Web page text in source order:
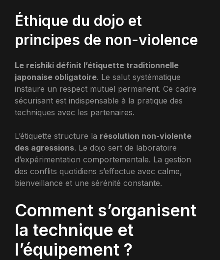
Éthique du dojo et
principes de non-violence
Le reishiki définit l’étiquette traditionnelle
japonaise obligatoire. Le salut systématique
instaure un respect mutuel permanent. Ce cadre
sécurisant est indispensable à la pratique des
techniques avec les partenaires.
L’étiquette structure la résolution non-violente
des agressions. Le dojo sert de laboratoire
d’expérimentation comportementale. La gestion
des conflits quotidiens s’effectue avec calme,
bienveillance et une sérénité constante.
Comment s’organisent
la technique et
l’équipement ?